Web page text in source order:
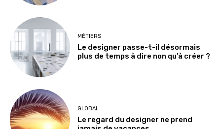
MÉTIERS
Le designer passe-t-il désormais
plus de temps à dire non qu’à créer ?
GLOBAL
Le regard du designer ne prend